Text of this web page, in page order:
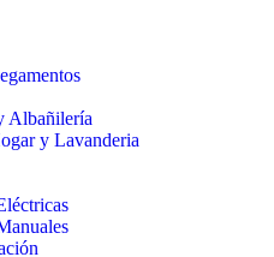
Albañilería
y Lavanderia